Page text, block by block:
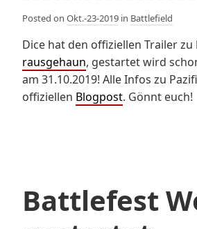
Posted on Okt.-23-2019 in Battlefield
Dice hat den offiziellen Trailer zu
rausgehaun, gestartet wird
am 31.10.2019! Alle Infos zu
offiziellen Blogpost. Gönnt euch!
Battlefest